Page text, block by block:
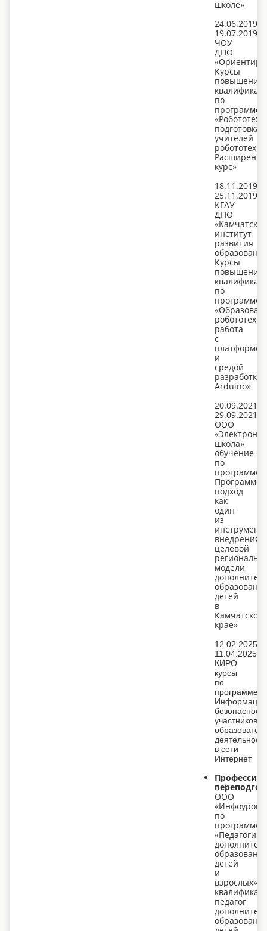
школе»
24.06.2019-
19.07.2019,
ЧОУ
ДПО
«Ориентир»
Курсы
повышения
по
программе:
подготовка
учителей
курс»
18.11.2019-
25.11.2019,
КГАУ
ДПО
институт
развития
Курсы
повышения
по
программе:
работа
с
платформой
и
средой
разработки
Arduino»
20.09.2021-
29.09.2021
ООО
школа»
обучение
по
программе:
подход
как
один
из
внедрения
целевой
модели
детей
в
Камчатском
крае»
12.02.2025-
11.04.2025
КИРО
курсы
по
программе:
безопасность
участников
в сети
Интернет
ООО
«Инфоурок»
по
программе
«Педагогика
детей
и
взрослых»,
педагог